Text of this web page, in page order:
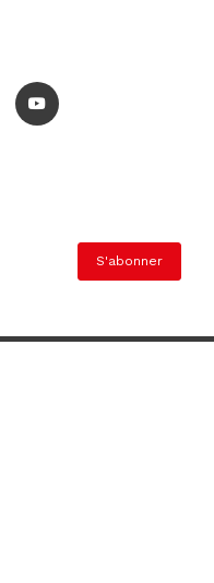
S'abonner